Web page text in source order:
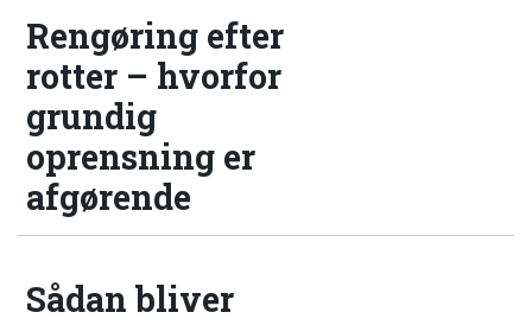
Rengøring efter
rotter – hvorfor
grundig
oprensning er
afgørende
Sådan bliver